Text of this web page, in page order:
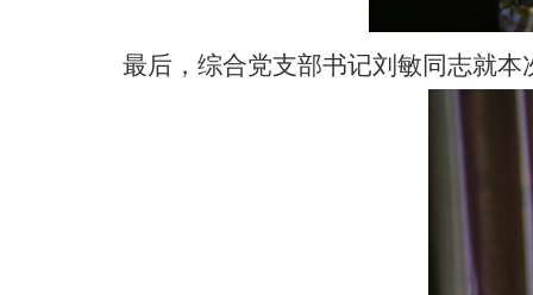
最后，综合党支部书记刘敏同志就